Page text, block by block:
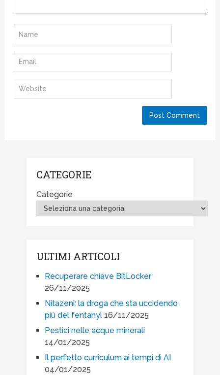
CATEGORIE
Categorie
ULTIMI ARTICOLI
Recuperare chiave BitLocker
26/11/2025
Nitazeni: la droga che sta uccidendo
più del fentanyl 16/11/2025
Pestici nelle acque minerali
14/01/2025
Il perfetto curriculum ai tempi di AI
04/01/2025